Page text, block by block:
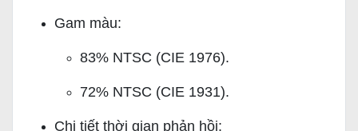
Gam màu:
83% NTSC (CIE 1976).
72% NTSC (CIE 1931).
Chi tiết thời gian phản hồi: